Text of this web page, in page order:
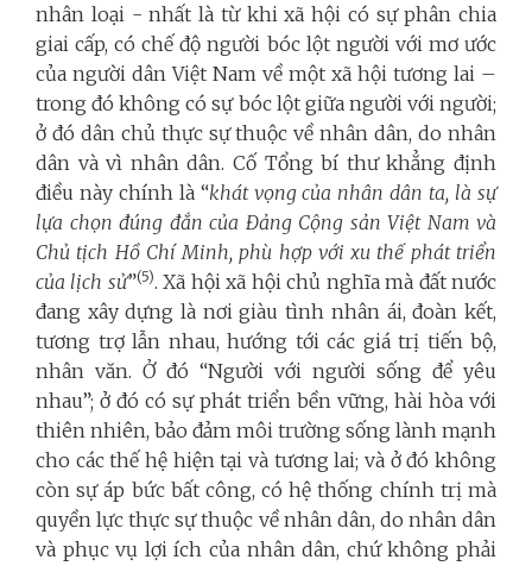
nhân loại - nhất là từ khi xã hội có sự phân chia
giai cấp, có chế độ người bóc lột người với mơ ước
của người dân Việt Nam về một xã hội tương lai –
trong đó không có sự bóc lột giữa người với người;
ở đó dân chủ thực sự thuộc về nhân dân, do nhân
dân và vì nhân dân. Cố Tổng bí thư khẳng định
điều này chính là “khát vọng của nhân dân ta, là sự
lựa chọn đúng đắn của Đảng Cộng sản Việt Nam và
Chủ tịch Hồ Chí Minh, phù hợp với xu thế phát triển
của lịch sử”(5). Xã hội xã hội chủ nghĩa mà đất nước
đang xây dựng là nơi giàu tình nhân ái, đoàn kết,
tương trợ lẫn nhau, hướng tới các giá trị tiến bộ,
nhân văn. Ở đó “Người với người sống để yêu
nhau”; ở đó có sự phát triển bền vững, hài hòa với
thiên nhiên, bảo đảm môi trường sống lành mạnh
cho các thế hệ hiện tại và tương lai; và ở đó không
còn sự áp bức bất công, có hệ thống chính trị mà
quyền lực thực sự thuộc về nhân dân, do nhân dân
và phục vụ lợi ích của nhân dân, chứ không phải